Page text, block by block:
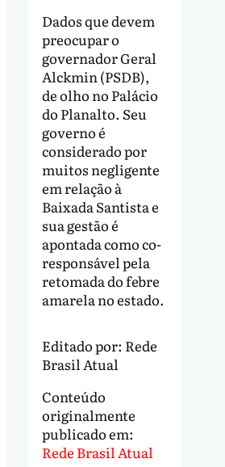
Dados que devem
preocupar o
governador Geral
Alckmin (PSDB),
de olho no Palácio
do Planalto. Seu
governo é
considerado por
muitos negligente
em relação à
Baixada Santista e
sua gestão é
apontada como co-
responsável pela
retomada do febre
amarela no estado.
Editado por: Rede
Brasil Atual
Conteúdo
originalmente
publicado em:
Rede Brasil Atual